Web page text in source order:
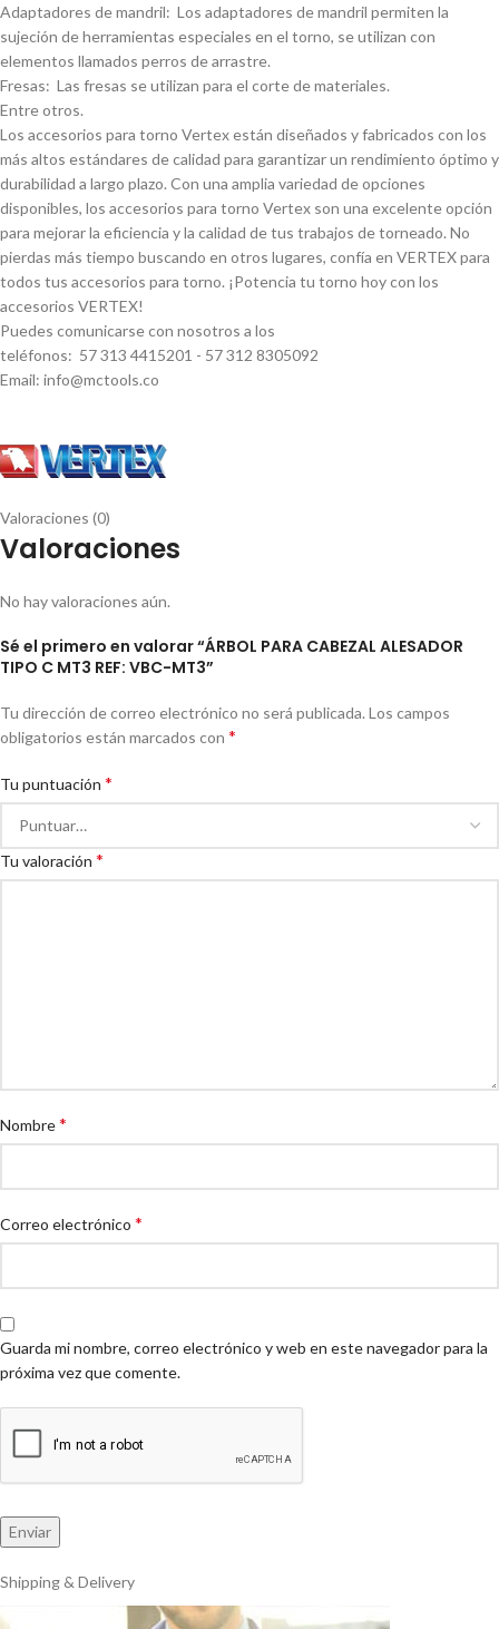
Adaptadores de mandril: Los adaptadores de mandril permiten la
sujeción de herramientas especiales en el torno, se utilizan con
elementos llamados perros de arrastre.
Fresas: Las fresas se utilizan para el corte de materiales.
Entre otros.
Los accesorios para torno Vertex están diseñados y fabricados con los
más altos estándares de calidad para garantizar un rendimiento óptimo y
durabilidad a largo plazo. Con una amplia variedad de opciones
disponibles, los accesorios para torno Vertex son una excelente opción
para mejorar la eficiencia y la calidad de tus trabajos de torneado. No
pierdas más tiempo buscando en otros lugares, confí­a en VERTEX para
todos tus accesorios para torno. ¡Potencia tu torno hoy con los
accesorios VERTEX!
Puedes comunicarse con nosotros a los
teléfonos: 57 313 4415201 - 57 312 8305092
Email: info@mctools.co
Valoraciones (0)
Valoraciones
No hay valoraciones aún.
Sé el primero en valorar “ÁRBOL PARA CABEZAL ALESADOR
TIPO C MT3 REF: VBC-MT3”
Tu dirección de correo electrónico no será publicada. Los campos
obligatorios están marcados con *
Tu puntuación *
Tu valoración *
Nombre*
Correo electrónico *
Guarda mi nombre, correo electrónico y web en este navegador para la
próxima vez que comente.
Shipping & Delivery